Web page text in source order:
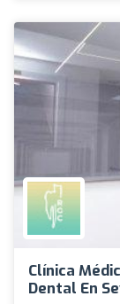
Clínica
Dental En